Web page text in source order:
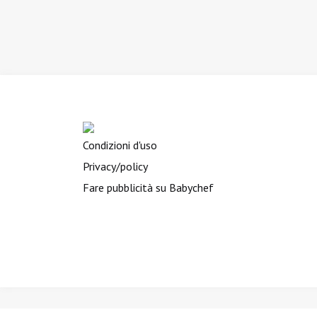
Condizioni d'uso
Privacy/policy
Fare pubblicità su Babychef